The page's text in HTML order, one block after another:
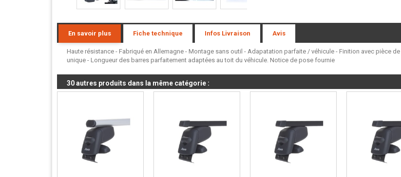
En savoir plus Fiche technique Infos Livraison Avis
Haute résistance - Fabriqué en Allemagne - Montage sans outil - Adapatation parfaite / véhicule - Finition avec pièce
unique - Longueur des barres parfaitement adaptées au toit du véhicule. Notice de pose fournie
30 autres produits dans la même catégorie :